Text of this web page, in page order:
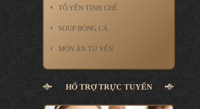
TỔ YẾN TINH CHẾ
SOUP BÓNG CÁ
MÓN ĂN TỪ YẾN
HỔ TRỢ TRỰC TUYẾN